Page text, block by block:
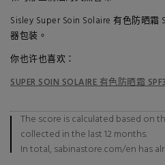
Sisley Super Soin Solaire 有色防晒霜
器包装。
你也许也喜欢：
SUPER SOIN SOLAIRE 有色防晒霜
The score is calculated based on
collected in the last 12 months.
In total, sabinastore.com/en has